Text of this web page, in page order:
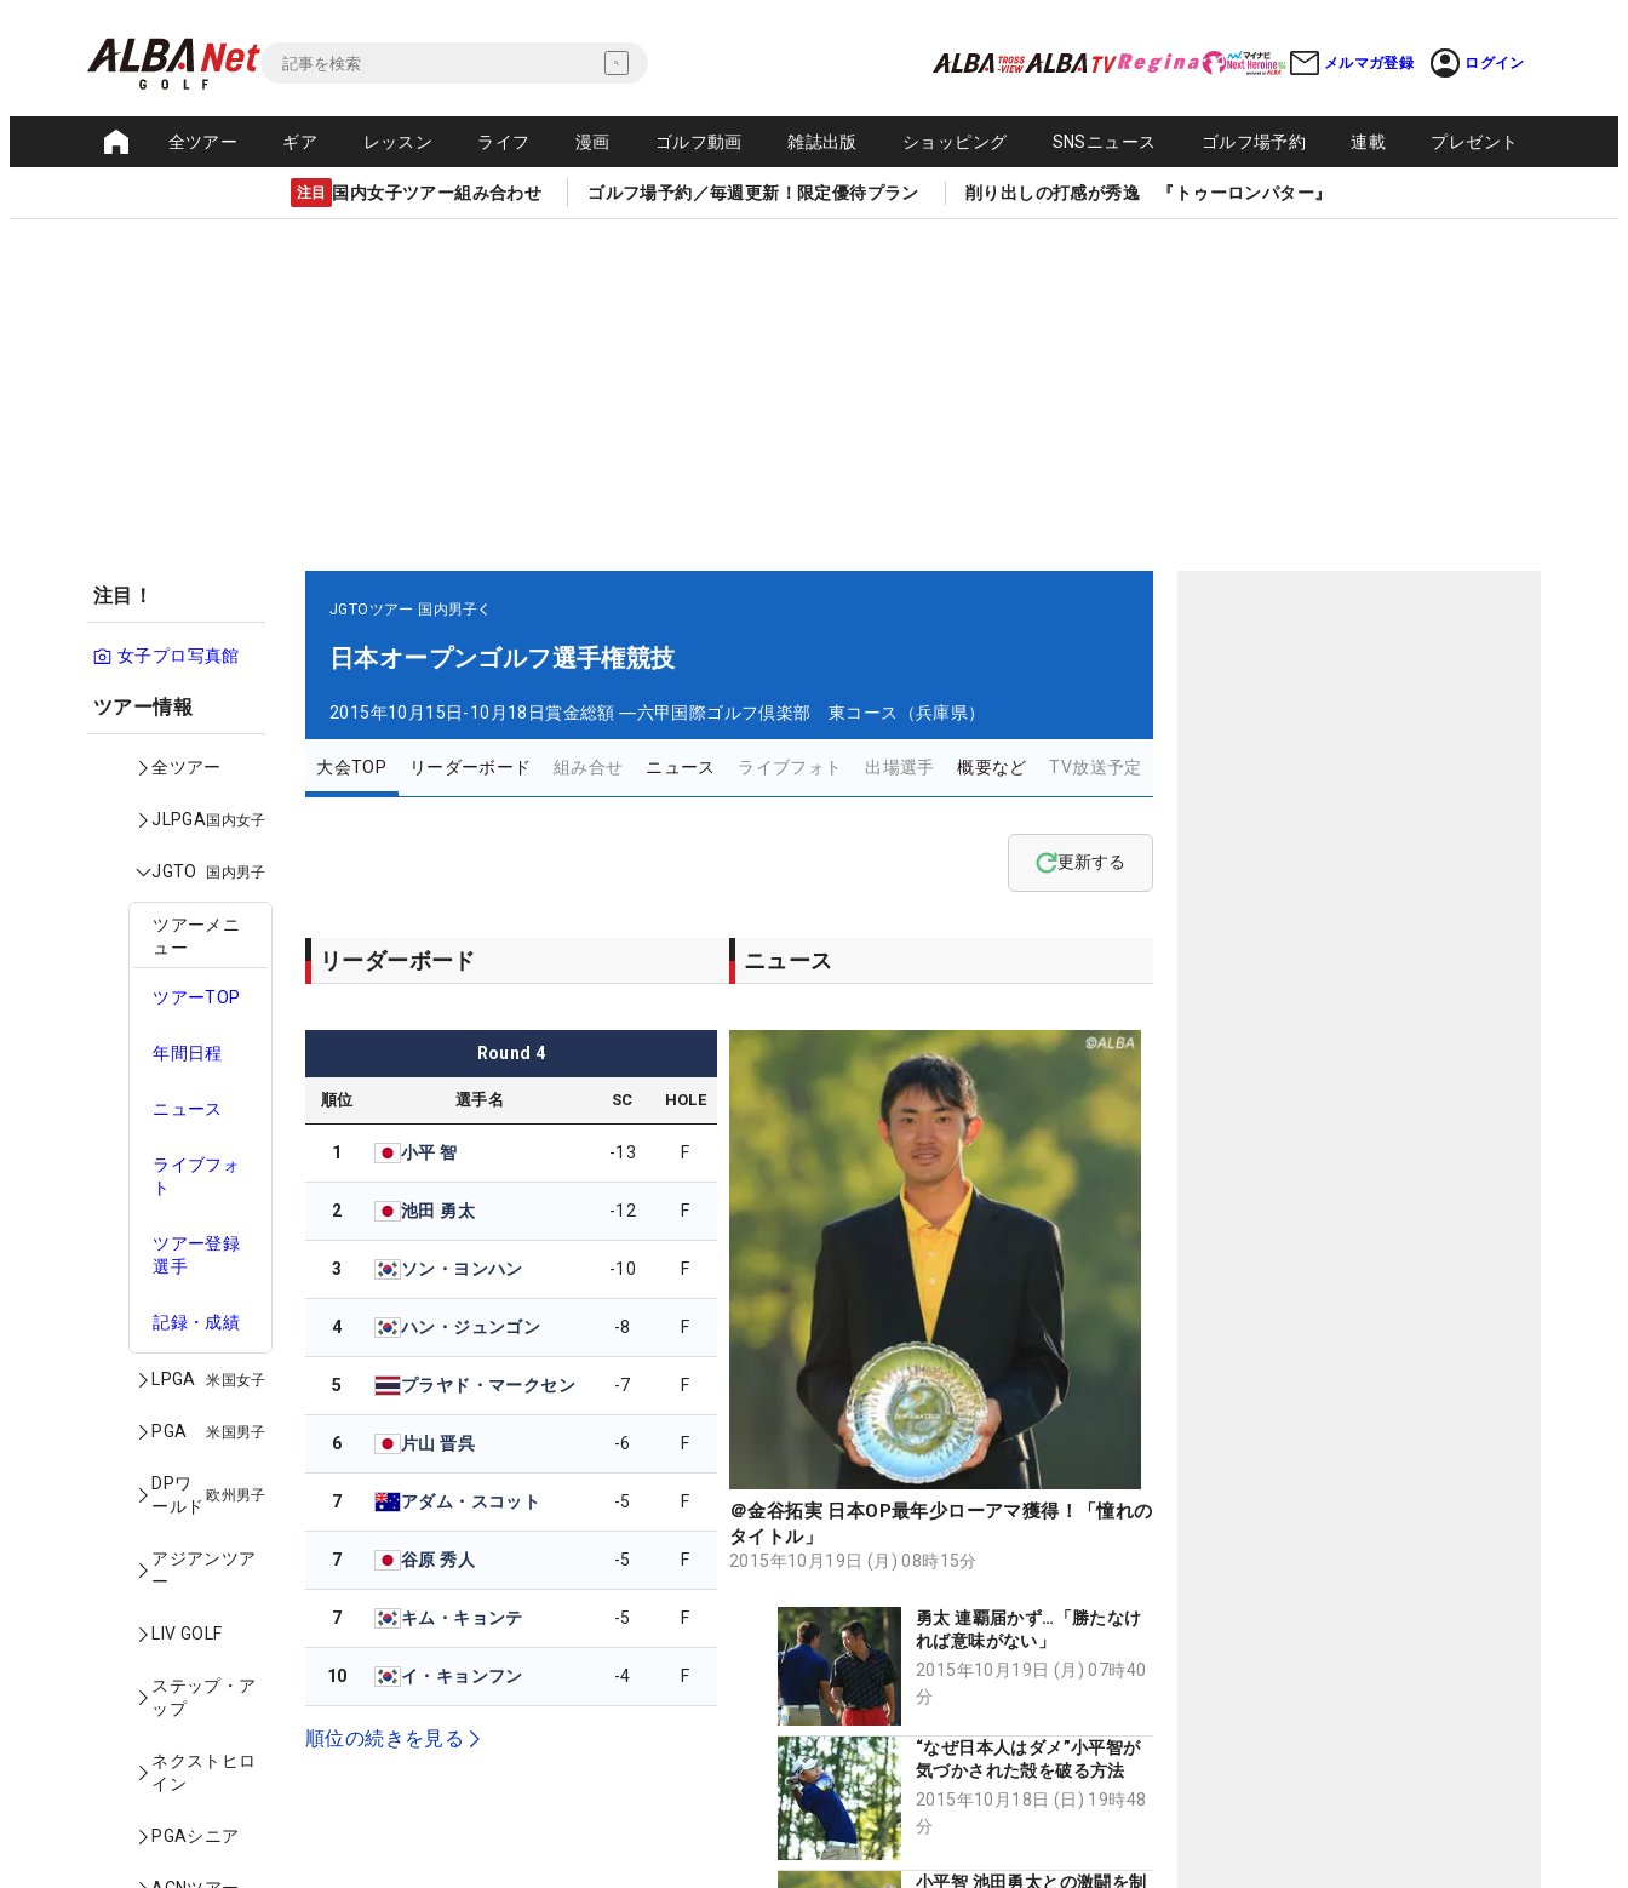
メルマガ登録 ログイン
全ツアー ギア レッスン ライフ 漫画 ゴルフ動画 雑誌出版 ショッピング SNSニュース ゴルフ場予約 連載 プレゼント
注目 国内女子ツアー組み合わせ ゴルフ場予約／毎週更新！限定優待プラン 削り出しの打感が秀逸 『トゥーロンパター』
注目！
女子プロ写真館
ツアー情報
全ツアー
JLPGA国内女子
JGTO 国内男子
ツアーメニ
ュー
ツアーTOP
年間日程
ニュース
ライブフォ
ト
ツアー登録
選手
記録・成績
LPGA 米国女子
PGA 米国男子
DPワ
ールド
欧州男子
アジアンツア
ー
LIV GOLF
ステップ・ア
ップ
ネクストヒロ
イン
PGAシニア
JGTOツアー 国内男子
日本オープンゴルフ選手権競技
2015年10月15日-10月18日賞金総額 ―六甲国際ゴルフ倶楽部 東コース（兵庫県）
大会TOP リーダーボード 組み合せ ニュース ライブフォト 出場選手 概要など TV放送予定
更新する
リーダーボード
Round 4
順位 選手名 SC HOLE
1 小平 智 -13 F
2 池田 勇太 -12 F
3 ソン・ヨンハン -10 F
4 ハン・ジュンゴン -8 F
5 プラヤド・マークセン -7 F
6 片山 晋呉 -6 F
7 アダム・スコット -5 F
7 谷原 秀人 -5 F
7 キム・キョンテ -5 F
10 イ・キョンフン -4 F
順位の続きを見る
ニュース
＠金谷拓実 日本OP最年少ローアマ獲得！「憧れの
タイトル」
2015年10月19日 (月) 08時15分
勇太 連覇届かず…「勝たなけ
れば意味がない」
2015年10月19日 (月) 07時40
分
“なぜ日本人はダメ”小平智が
気づかされた殻を破る方法
2015年10月18日 (日) 19時48
分
小平智 池田勇太との激闘を制